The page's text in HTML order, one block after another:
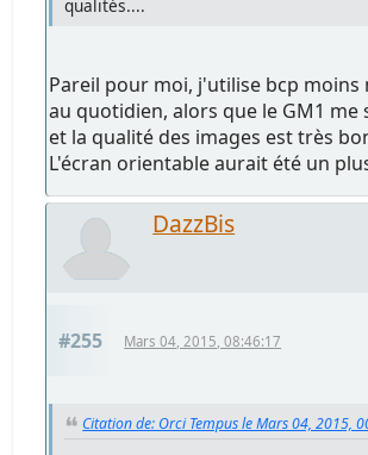
qualités....
Pareil pour moi, j'utilise bcp moins
au quotidien, alors que le GM1
et la qualité des images est très
L'écran orientable aurait été un
DazzBis
#255 Mars 04, 2015, 08:46:17
Citation de: Orci Tempus le Mars 04, 2015,